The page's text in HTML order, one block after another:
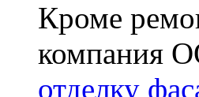
Кроме
компания
отделку